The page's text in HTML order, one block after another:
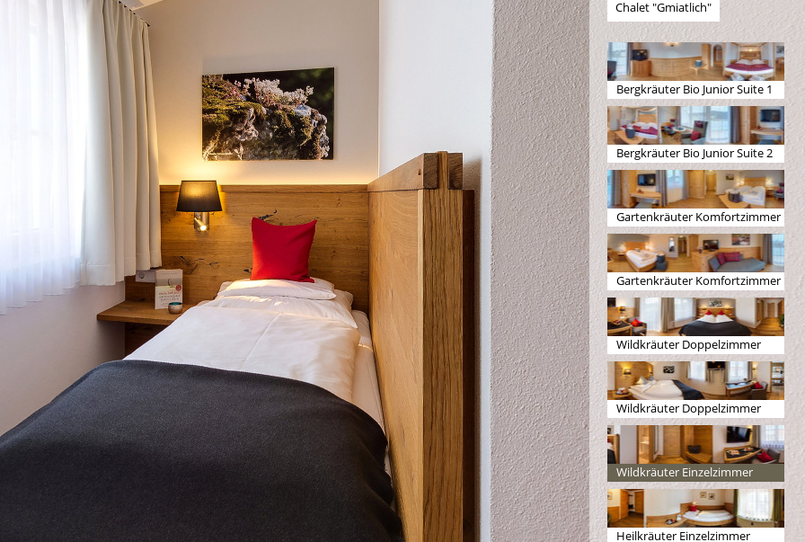
Chalet "Gmiatlich"
Bergkräuter Bio Junior Suite 1
Bergkräuter Bio Junior Suite 2
Gartenkräuter Komfortzimmer
1
Gartenkräuter Komfortzimmer
2
Wildkräuter Doppelzimmer
Natur 1
Wildkräuter Doppelzimmer
Natur 2
Wildkräuter Einzelzimmer
Heilkräuter Einzelzimmer